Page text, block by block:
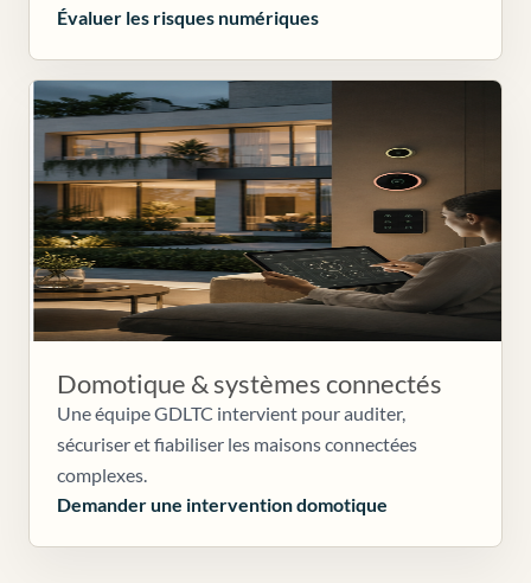
Évaluer les risques numériques
Domotique & systèmes connectés
Une équipe GDLTC intervient pour auditer,
sécuriser et fiabiliser les maisons connectées
complexes.
Demander une intervention domotique